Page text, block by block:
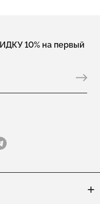
10% на первый